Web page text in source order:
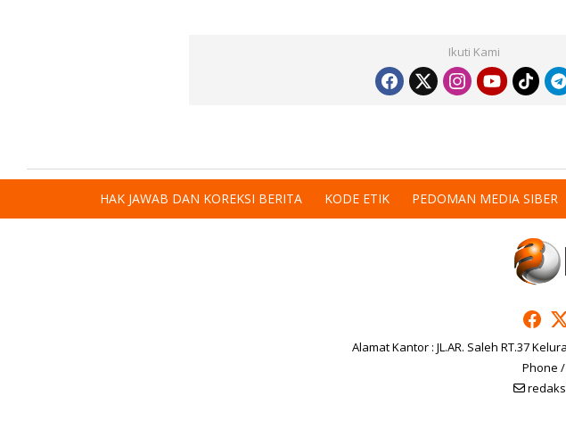
Ikuti Kami
HAK JAWAB DAN KOREKSI BERITA KODE ETIK PEDOMAN MEDIA SIBER
Alamat Kantor : JL.AR. Saleh RT.37
Phone /